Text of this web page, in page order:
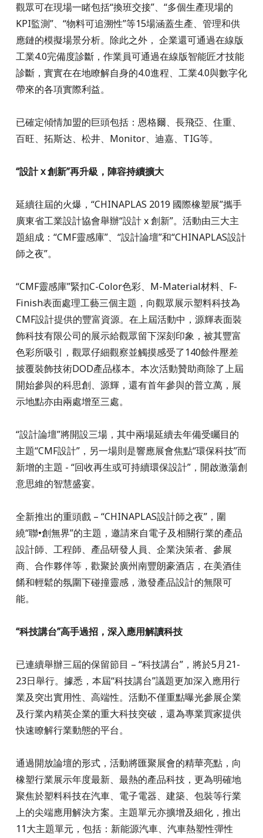
觀眾可在現場一睹包括“換班交接”、“多個生產現場的
KPI監測”、“物料可追溯性”等15場涵蓋生產、管理和供
應鏈的模擬場景分析。除此之外， 企業還可通過在線版
工業4.0完備度診斷，作業員可通過在線版智能匠才技能
診斷，實實在在地瞭解自身的4.0進程、工業4.0與數字化
帶來的各項實際利益。
已確定傾情加盟的巨頭包括：恩格爾、長飛亞、住重、
百旺、拓斯达、松井、Monitor、迪嘉、TIG等。
“設計 x 創新”再升級，陣容持續擴大
延續往屆的火爆，“CHINAPLAS 2019 國際橡塑展”攜手
廣東省工業設計協會舉辦“設計 x 創新”。活動由三大主
題組成：“CMF靈感庫”、“設計論壇”和“CHINAPLAS設計
師之夜”。
“CMF靈感庫”緊扣C-Color色彩、M-Material材料、F-
Finish表面處理工藝三個主題，向觀眾展示塑料科技為
CMF設計提供的豐富資源。在上屆活動中，源輝表面裝
飾科技有限公司的展示給觀眾留下深刻印象，被其豐富
色彩所吸引，觀眾仔細觀察並觸摸感受了140餘件壓差
披覆裝飾技術DOD產品樣本。本次活動贊助商除了上屆
開始參與的科思創、源輝，還有首年參與的普立萬，展
示地點亦由兩處增至三處。
“設計論壇”將開設三場，其中兩場延續去年備受矚目的
主題“CMF設計”，另一場則是響應展會焦點“環保科技”而
新增的主題 - “回收再生或可持續環保設計”，開啟激蕩創
意思維的智慧盛宴。
全新推出的重頭戲 – “CHINAPLAS設計師之夜”，圍
繞“聯•創無界”的主題，邀請來自電子及相關行業的產品
設計師、工程師、產品研發人員、企業決策者、參展
商、合作夥伴等，歡聚於廣州南豐朗豪酒店，在美酒佳
餚和輕鬆的氛圍下碰撞靈感，激發產品設計的無限可
能。
“科技講台”高手過招，深入應用解讀科技
已連續舉辦三屆的保留節目 – “科技講台”，將於5月21-
23日舉行。據悉，本屆“科技講台”議題更加深入應用行
業及突出實用性、高端性。活動不僅重點曝光參展企業
及行業內精英企業的重大科技突破，還為專業買家提供
快速瞭解行業動態的平台。
通過開放論壇的形式，活動將匯聚展會的精華亮點，向
橡塑行業展示年度最新、最熱的產品科技，更為明確地
聚焦於塑料科技在汽車、電子電器、建築、包裝等行業
上的尖端應用解決方案。主題單元亦擴增及細化，推出
11大主題單元，包括：新能源汽車、汽車熱塑性彈性